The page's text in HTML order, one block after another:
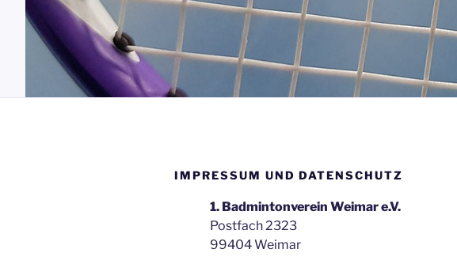
IMPRESSUM UND DATENSCHUTZ
1. Badmintonverein Weimar e.V.
Postfach 2323
99404 Weimar